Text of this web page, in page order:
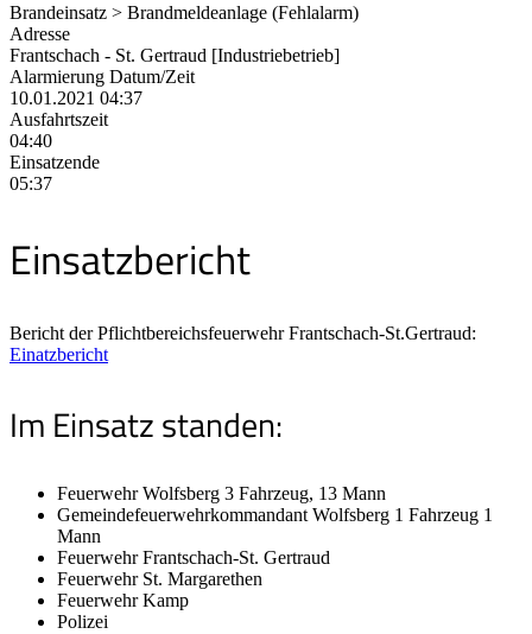
Brandeinsatz > Brandmeldeanlage (Fehlalarm)
Adresse
Frantschach - St. Gertraud [Industriebetrieb]
Alarmierung Datum/Zeit
10.01.2021 04:37
Ausfahrtszeit
04:40
Einsatzende
05:37
Einsatzbericht
Bericht der Pflichtbereichsfeuerwehr Frantschach-St.Gertraud:
Einatzbericht
Im Einsatz standen:
Feuerwehr Wolfsberg 3 Fahrzeug, 13 Mann
Gemeindefeuerwehrkommandant Wolfsberg 1 Fahrzeug 1
Mann
Feuerwehr Frantschach-St. Gertraud
Feuerwehr St. Margarethen
Feuerwehr Kamp
Polizei